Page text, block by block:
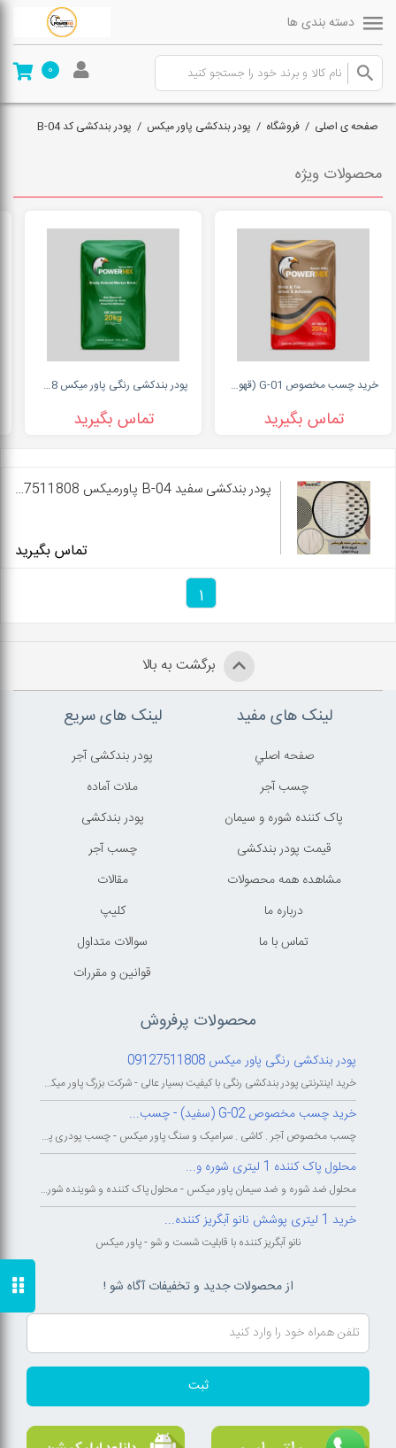
دسته بندی ها
0
صفحه ی اصلی / فروشگاه / پودر بندکشی پاور میکس / پودر بندکشی کد B-04
محصولات ویژه
خرید چسب مخصوص G-01 (قهوه ای) - پاورمیکس
تماس بگیرید
پودر بندکشی رنگی پاور میکس 09127511808
تماس بگیرید
پودر بندکشی سفید B-04 پاورمیکس 09127511808
تماس بگیرید
1
برگشت به بالا
لینک های مفید
صفحه اصلي
چسب آجر
پاک کننده شوره و سیمان
قیمت پودر بندکشی
مشاهده همه محصولات
درباره ما
تماس با ما
لینک های سریع
پودر بندکشی آجر
ملات آماده
پودر بندکشی
چسب آجر
مقالات
کليپ
سوالات متداول
قوانين و مقررات
محصولات پرفروش
پودر بندکشی رنگی پاور میکس 09127511808
خرید اینترنتی پودر بندکشی رنگی با کیفیت بسیار عالی - شرکت بزرگ پاور میکس...
خرید چسب مخصوص G-02 (سفید) - چسب...
چسب مخصوص آجر . کاشی . سرامیک و سنگ پاور میکس - چسب پودری پاورمیکس - چسب...
محلول پاک کننده 1 لیتری شوره و...
محلول ضد شوره و ضد سیمان پاور میکس - محلول پاک کننده و شوینده شوره و سیمان...
خرید 1 لیتری پوشش نانو آبگریز کننده...
نانو آبگریز کننده با قابلیت شست و شو - پاور میکس
از محصولات جدید و تخفیفات آگاه شو !
ثبت